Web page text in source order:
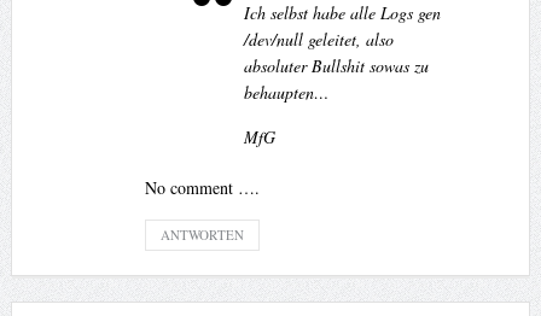
Ich selbst habe alle Logs gen
/dev/null geleitet, also
absoluter Bullshit sowas zu
behaupten…
MfG
No comment ….
ANTWORTEN